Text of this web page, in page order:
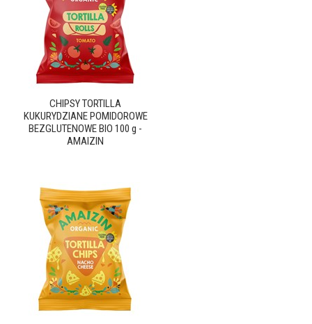
CHIPSY TORTILLA
KUKURYDZIANE POMIDOROWE
BEZGLUTENOWE BIO 100 g -
AMAIZIN